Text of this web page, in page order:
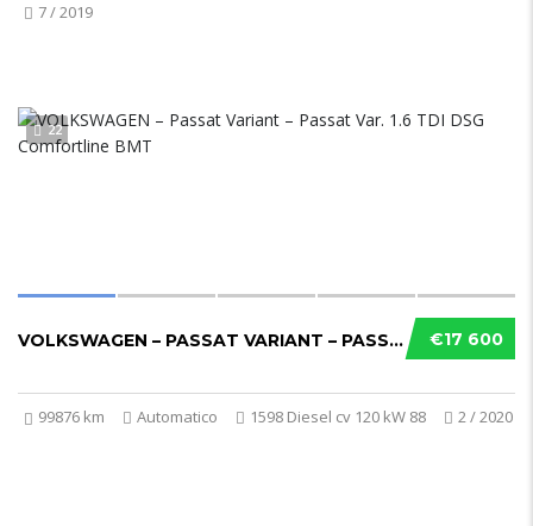
7 / 2019
22
€17 600
VOLKSWAGEN – PASSAT VARIANT – PASSAT VAR. 1....
99876 km Automatico 1598 Diesel cv 120 kW 88 2 / 2020